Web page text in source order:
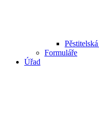
Formuláře
Úřad